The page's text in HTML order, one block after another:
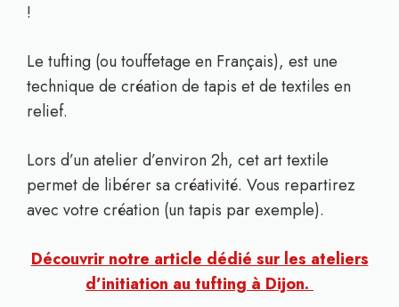
!
Le tufting (ou touffetage en Français), est une
technique de création de tapis et de textiles en
relief.
Lors d’un atelier d’environ 2h, cet art textile
permet de libérer sa créativité. Vous repartirez
avec votre création (un tapis par exemple).
Découvrir notre article dédié sur les ateliers
d’initiation au tufting à Dijon.